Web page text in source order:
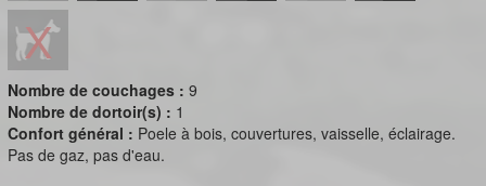
Nombre de couchages : 9
Nombre de dortoir(s) : 1
Confort général : Poele à bois, couvertures, vaisselle, éclairage.
Pas de gaz, pas d'eau.